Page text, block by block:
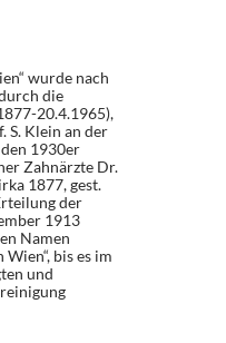
wurde nach
die
20.4.1965),
S. Klein an der
1930er
Zahnärzte Dr.
1877, gest.
der
1913
Namen
bis es im
und